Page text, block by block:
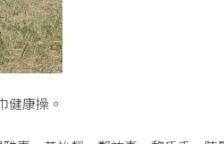
健康操。